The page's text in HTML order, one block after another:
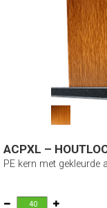
ACPXL –
PE kern met gekleurde